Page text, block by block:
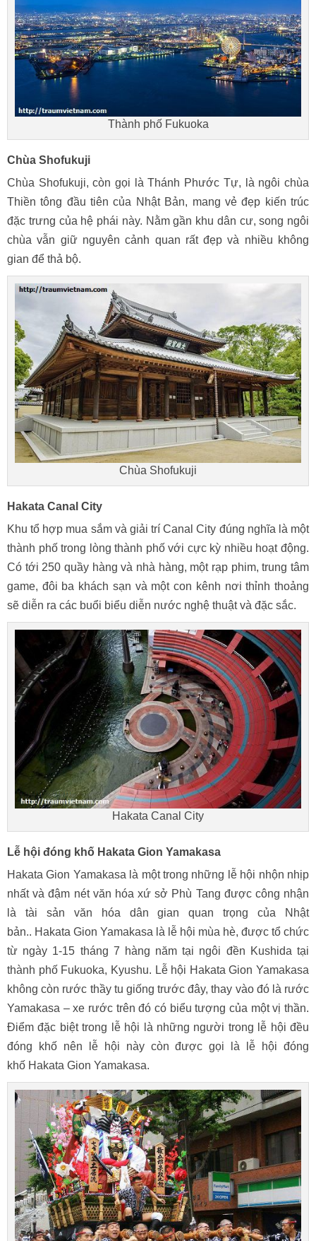
Thành phố Fukuoka
Chùa Shofukuji
Chùa Shofukuji, còn gọi là Thánh Phước Tự, là ngôi chùa
Thiền tông đầu tiên của Nhật Bản, mang vẻ đẹp kiến trúc
đặc trưng của hệ phái này. Nằm gần khu dân cư, song ngôi
chùa vẫn giữ nguyên cảnh quan rất đẹp và nhiều không
gian để thả bộ.
Chùa Shofukuji
Hakata Canal City
Khu tổ hợp mua sắm và giải trí Canal City đúng nghĩa là một
thành phố trong lòng thành phố với cực kỳ nhiều hoạt động.
Có tới 250 quầy hàng và nhà hàng, một rạp phim, trung tâm
game, đôi ba khách sạn và một con kênh nơi thỉnh thoảng
sẽ diễn ra các buổi biểu diễn nước nghệ thuật và đặc sắc.
Hakata Canal City
Lễ hội đóng khố Hakata Gion Yamakasa
Hakata Gion Yamakasa là một trong những lễ hội nhộn nhịp
nhất và đậm nét văn hóa xứ sở Phù Tang được công nhận
là tài sản văn hóa dân gian quan trọng của Nhật
bản.. Hakata Gion Yamakasa là lễ hội mùa hè, được tổ chức
từ ngày 1-15 tháng 7 hàng năm tại ngôi đền Kushida tại
thành phố Fukuoka, Kyushu. Lễ hội Hakata Gion Yamakasa
không còn rước thầy tu giống trước đây, thay vào đó là rước
Yamakasa – xe rước trên đó có biểu tượng của một vị thần.
Điểm đặc biệt trong lễ hội là những người trong lễ hội đều
đóng khố nên lễ hội này còn được gọi là lễ hội đóng
khố Hakata Gion Yamakasa.